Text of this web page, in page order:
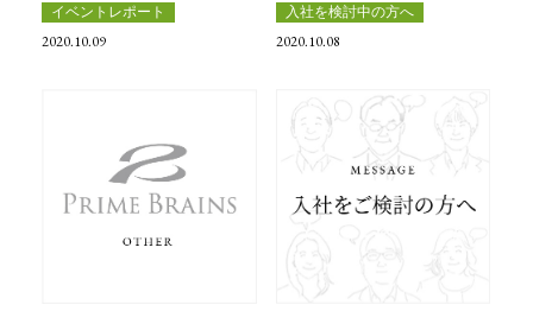
イベントレポート
2020.10.09
入社を検討中の方へ
2020.10.08